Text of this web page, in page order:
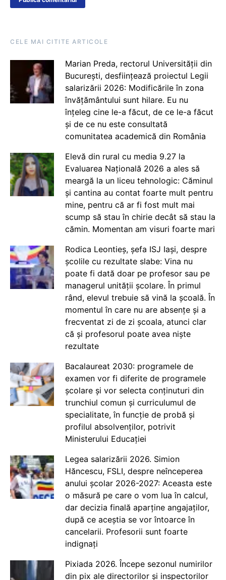
CELE MAI CITITE ARTICOLE
Marian Preda, rectorul Universității din
București, desființează proiectul Legii
salarizării 2026: Modificările în zona
învățământului sunt hilare. Eu nu
înțeleg cine le-a făcut, de ce le-a făcut
și de ce nu este consultată
comunitatea academică din România
Elevă din rural cu media 9.27 la
Evaluarea Națională 2026 a ales să
meargă la un liceu tehnologic: Căminul
și cantina au contat foarte mult pentru
mine, pentru că ar fi fost mult mai
scump să stau în chirie decât să stau la
cămin. Momentan am visuri foarte mari
Rodica Leontieș, șefa ISJ Iași, despre
școlile cu rezultate slabe: Vina nu
poate fi dată doar pe profesor sau pe
managerul unității școlare. În primul
rând, elevul trebuie să vină la școală. În
momentul în care nu are absențe și a
frecventat zi de zi școala, atunci clar
că și profesorul poate avea niște
rezultate
Bacalaureat 2030: programele de
examen vor fi diferite de programele
școlare și vor selecta conținuturi din
trunchiul comun și curriculumul de
specialitate, în funcție de probă și
profilul absolvenților, potrivit
Ministerului Educației
Legea salarizării 2026. Simion
Hăncescu, FSLI, despre neînceperea
anului școlar 2026-2027: Aceasta este
o măsură pe care o vom lua în calcul,
dar decizia finală aparține angajaților,
după ce aceștia se vor întoarce în
cancelarii. Profesorii sunt foarte
indignați
Pixiada 2026. Începe sezonul numirilor
din pix ale directorilor și inspectorilor